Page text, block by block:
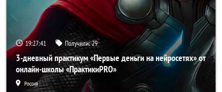
19:27:38 Получили:29
3-дневный практикум «Первые деньги на нейросетях» от
онлайн-школы «ПрактикиPRO»
Россия